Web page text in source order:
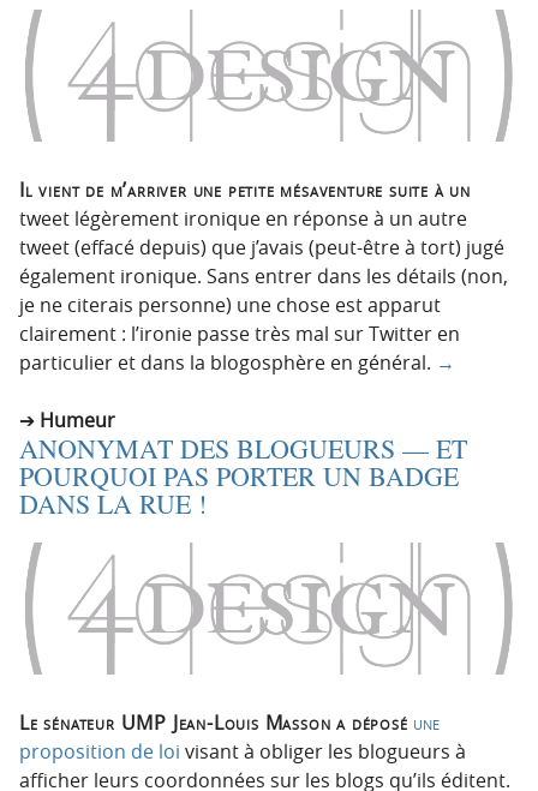
e
Il vient de m’arriver une petite mésaventure suite à un
tweet légèrement ironique en réponse à un autre
tweet (effacé depuis) que j’avais (peut-être à tort) jugé
également ironique. Sans entrer dans les détails (non,
je ne citerais personne) une chose est apparut
clairement : l’ironie passe très mal sur Twitter en
particulier et dans la blogosphère en général. →
Humeur
ANONYMAT DES BLOGUEURS — ET
POURQUOI PAS PORTER UN BADGE
DANS LA RUE !
Le sénateur UMP Jean-Louis Masson a déposé une
proposition de loi visant à obliger les blogueurs à
afficher leurs coordonnées sur les blogs qu’ils éditent.